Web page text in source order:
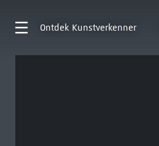
Ontdek Kunstverkenner